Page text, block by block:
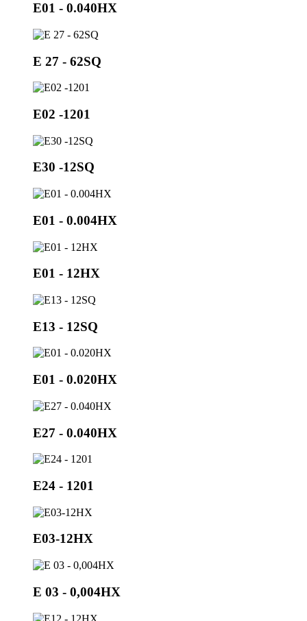
E01 - 0.040HX
Е 27 - 62SQ
E02 -1201
E30 -12SQ
E01 - 0.004HX
E01 - 12HX
E13 - 12SQ
E01 - 0.020HX
E27 - 0.040HX
E24 - 1201
E03-12HX
Е 03 - 0,004НХ